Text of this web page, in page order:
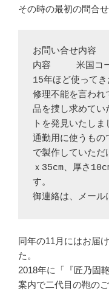
その時の最初の問合
お問い合せ内容	別注トランク
内容	米国コーチ社製のアタッシェケースを
15年ほど使ってき
修理不能を言われ
品を捜し求めてい
トを発見いたしま
通勤用に使うもの
で製作していただ
ｘ35cm、厚さ
す。
御連絡は、メール
同年の11月にはお届
た。
2018年に「『匠乃固
案内で二代目の鞄の